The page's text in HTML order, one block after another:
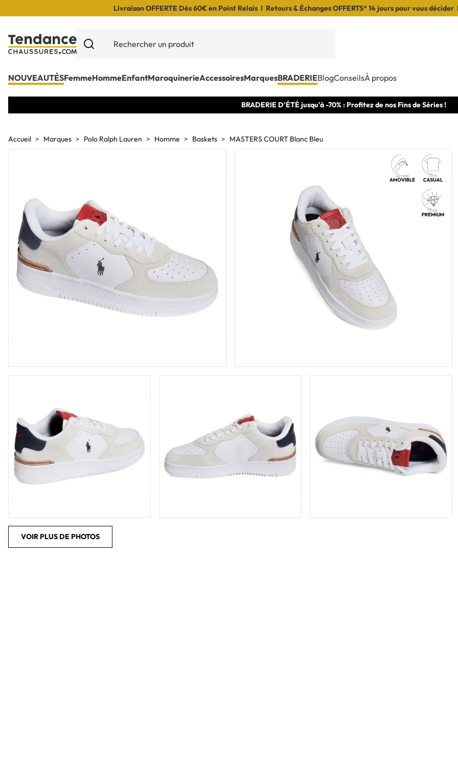
Livraison OFFERTE Dès 60€ en Point Relais I Retours & Échanges OFFERTS* 14 jours pour vous
NOUVEAUTÉSFemmeHommeEnfantMaroquinerieAccessoiresMarquesBRADERIEBlogConseilsÀ propos
BRADERIE D'ÉTÉ jusqu'à -70% : Profitez de nos Fins de Séries !
Accueil Marques Polo Ralph Lauren Homme Baskets MASTERS COURT Blanc Bleu
VOIR PLUS DE PHOTOS